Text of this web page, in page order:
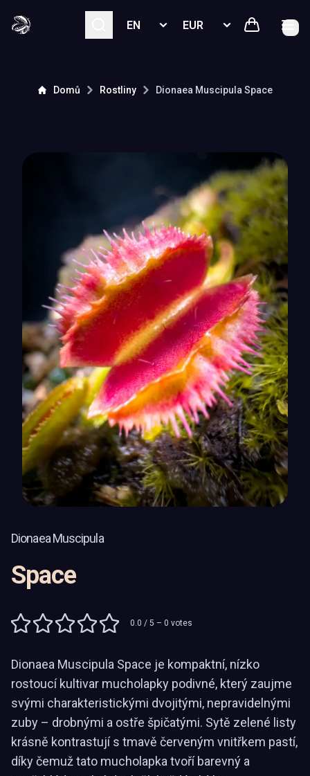
Select languageSelect currency
Domů Rostliny Dionaea Muscipula Space
Dionaea Muscipula
Space
0.0 / 5 – 0 votes
Dionaea Muscipula Space je kompaktní, nízko
rostoucí kultivar mucholapky podivné, který zaujme
svými charakteristickými dvojitými, nepravidelnými
zuby – drobnými a ostře špičatými. Sytě zelené listy
krásně kontrastují s tmavě červeným vnitřkem pastí,
díky čemuž tato mucholapka tvoří barevný a